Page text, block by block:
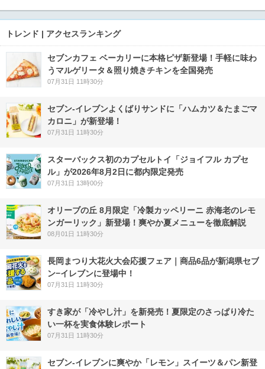
トレンド | アクセスランキング
セブンカフェ ベーカリーに本格ピザ新登場！手軽に味わ
うマルゲリータ＆照り焼きチキンを全国発売
07月31日 11時30分
セブン‐イレブンよくばりサンドに「ハムカツ＆たまごマ
カロニ」が新登場！
07月31日 11時30分
スターバックス初のカプセルトイ「ジョイフル カプセ
ル」が2026年8月2日に都内限定発売
07月31日 13時00分
オリーブの丘 8月限定「冷製カッペリーニ 赤海老のレモ
ンガーリック」新登場！爽やか夏メニューを徹底解説
08月01日 11時30分
長岡まつり大花火大会応援フェア｜商品6品が新潟県セブ
ン−イレブンに登場中！
07月31日 11時30分
すき家が「冷やし汁」を新発売！夏限定のさっぱり冷た
い一杯を実食体験レポート
07月31日 11時30分
セブン‐イレブンに爽やか「レモン」スイーツ＆パン新登